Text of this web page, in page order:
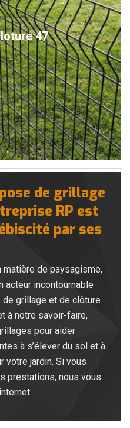
47
de grillage
RP est
par ses
matière de paysagisme,
acteur incontournable
grillage et de clôture.
à notre savoir-faire,
pour aider
à s’élever du sol et à
votre jardin. Si vous
prestations, nous vous